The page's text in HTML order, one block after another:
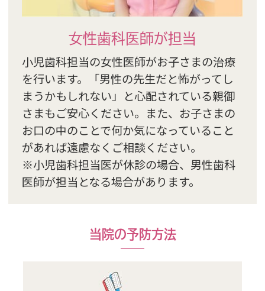
女性歯科医師が担当
小児歯科担当の女性医師がお子さまの治療
を行います。「男性の先生だと怖がってし
まうかもしれない」と心配されている親御
さまもご安心ください。また、お子さまの
お口の中のことで何か気になっていること
があれば遠慮なくご相談ください。
※小児歯科担当医が休診の場合、男性歯科
医師が担当となる場合があります。
当院の予防方法